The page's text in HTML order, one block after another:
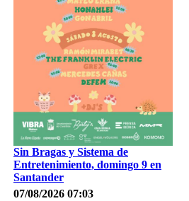
Sin Bragas y Sistema de
Entretenimiento, domingo 9 en
Santander
07/08/2026 07:03